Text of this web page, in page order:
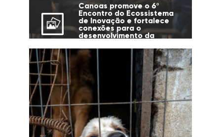
Canoas promove o 6º
Encontro do Ecossistema
de Inovação e fortalece
conexões para o
desenvolvimento da